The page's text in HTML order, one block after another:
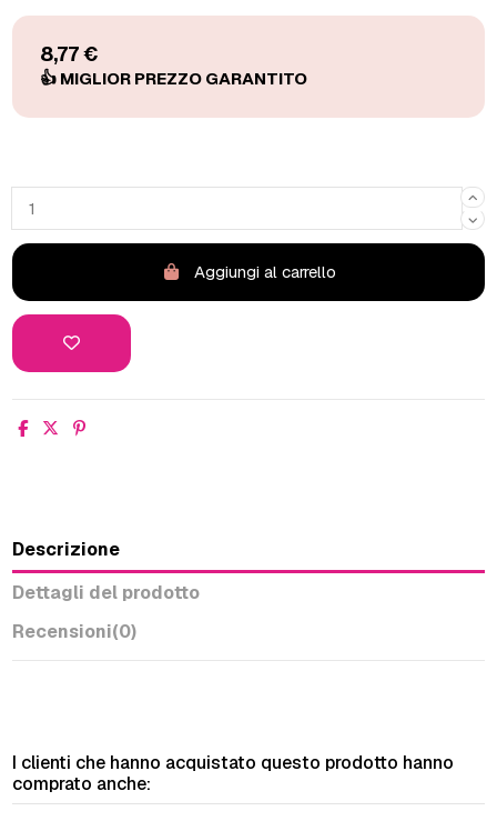
8,77 €
Aggiungi al carrello
Descrizione
Dettagli del prodotto
Recensioni(0)
I clienti che hanno acquistato questo prodotto hanno
comprato anche: